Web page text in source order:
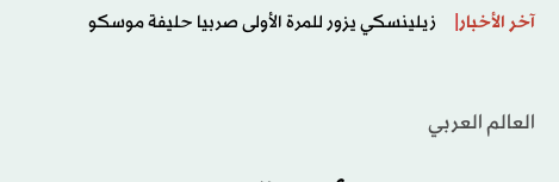
آخر الأخبار تقرير: رئيس الأركان الأميركي يبحث عن مخرج من حرب إيران
العالم العربي